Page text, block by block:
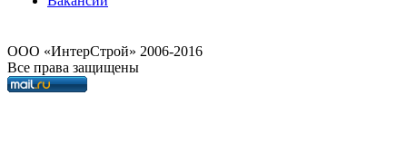
OOO «ИнтерСтрой» 2006-2016
Все права защищены